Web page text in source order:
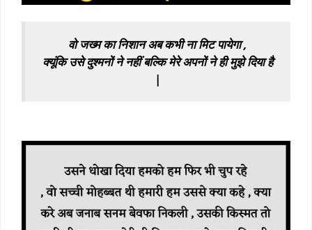
वो जख्म का निशान अब कभी ना मिट पायेगा ,
क्यूंकि उसे दुश्मनों ने नहीं बल्कि मेरे अपनों ने ही मुझे दिया है
|